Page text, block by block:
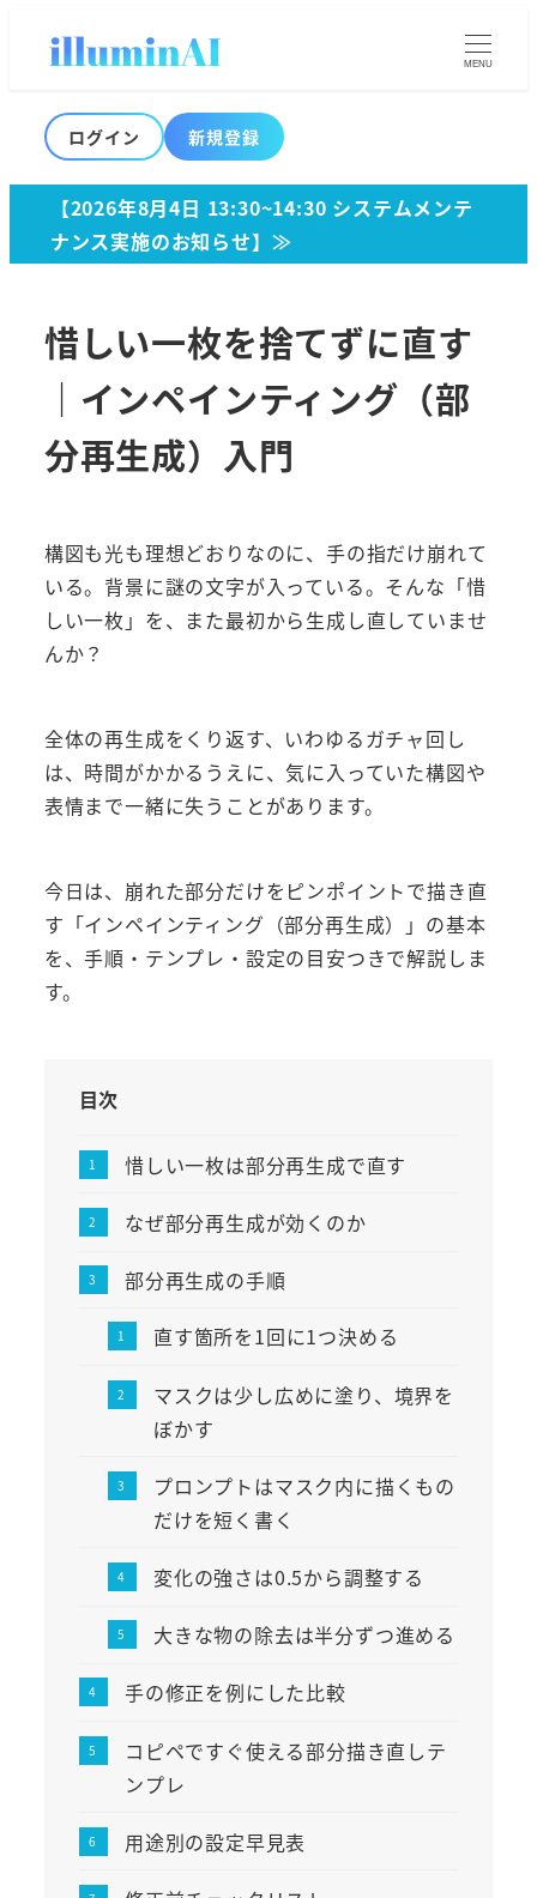
MENU
ログイン 新規登録
【2026年8月4日 13:30~14:30 システムメンテ
ナンス実施のお知らせ】≫
惜しい一枚を捨てずに直す
｜インペインティング（部
分再生成）入門
構図も光も理想どおりなのに、手の指だけ崩れて
いる。背景に謎の文字が入っている。そんな「惜
しい一枚」を、また最初から生成し直していませ
んか？
全体の再生成をくり返す、いわゆるガチャ回し
は、時間がかかるうえに、気に入っていた構図や
表情まで一緒に失うことがあります。
今日は、崩れた部分だけをピンポイントで描き直
す「インペインティング（部分再生成）」の基本
を、手順・テンプレ・設定の目安つきで解説しま
す。
目次
惜しい一枚は部分再生成で直す
なぜ部分再生成が効くのか
部分再生成の手順
直す箇所を1回に1つ決める
マスクは少し広めに塗り、境界を
ぼかす
プロンプトはマスク内に描くもの
だけを短く書く
変化の強さは0.5から調整する
大きな物の除去は半分ずつ進める
手の修正を例にした比較
コピペですぐ使える部分描き直しテ
ンプレ
用途別の設定早見表